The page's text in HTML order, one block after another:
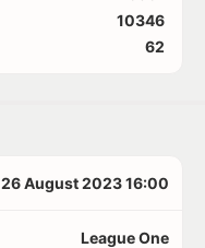
10346
62
26 August 2023 16:00
League One